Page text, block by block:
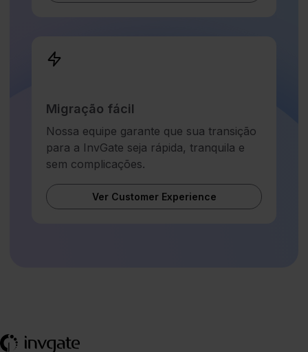
Migração fácil
Nossa equipe garante que sua transição
para a InvGate seja rápida, tranquila e
sem complicações.
Ver Customer Experience